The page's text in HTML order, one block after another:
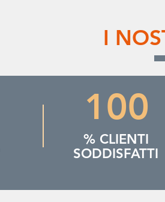
I
100
% CLIENTI
SODDISFATTI